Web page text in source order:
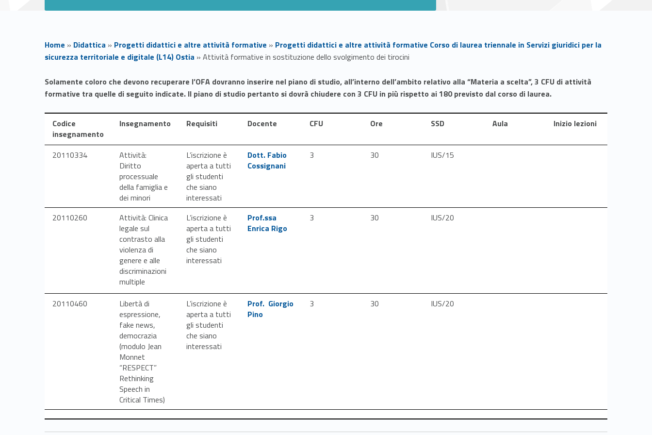
Home » Didattica » Progetti didattici e altre attività formative » Progetti didattici e altre attività formative Corso di laurea triennale in Servizi giuridici per la
sicurezza territoriale e digitale (L14) Ostia » Attività formative in sostituzione dello svolgimento dei tirocini
A
t
i
o
i
Solamente coloro che devono recuperare l’OFA dovranno inserire nel piano di studio, all’interno dell’ambito relativo alla “Materia a scelta”, 3 CFU di attività
formative tra quelle di seguito indicate. Il piano di studio pertanto si dovrà chiudere con 3 CFU in più rispetto ai 180 previsto dal corso di laurea.
Codice
insegnamento
Insegnamento Requisiti Docente CFU Ore SSD Aula Inizio lezioni
20110334 Link identifier #identifier__82678-1
Attività:
Diritto
processuale
della famiglia e
dei minori
Link identifier #identifier__128984-2
L’iscrizione è
aperta a tutti
gli studenti
che siano
interessati
Link identifier #identifier__102461-2Dott. Fabio
Link identifier #identifier__5216-1
Dott. Fabio
Cossignani
3 30 IUS/15
20110260 Link identifier #identifier__119793-52
Attività: Clinica
legale sul
contrasto alla
violenza di
genere e alle
discriminazioni
multiple
Link identifier #identifier__128500-53
L’iscrizione è
aperta a tutti
gli studenti
che siano
interessati
Link identifier #identifier__157528-28
Link identifier #identifier__16975-2
Prof.ssa
Enrica Rigo
3 30 IUS/20
20110460
Libertà di
espressione,
fake news,
democrazia
(modulo Jean
Monnet
“RESPECT”
Rethinking
Speech in
Critical Times)
L’iscrizione è
aperta a tutti
gli studenti
che siano
interessati
Link identifier #identifier__181619-3
Prof. Giorgio
Pino
3 30 IUS/20